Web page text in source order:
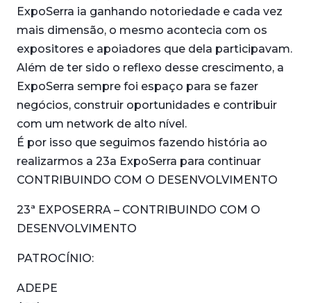
ExpoSerra ia ganhando notoriedade e cada vez
mais dimensão, o mesmo acontecia com os
expositores e apoiadores que dela participavam.
Além de ter sido o reflexo desse crescimento, a
ExpoSerra sempre foi espaço para se fazer
negócios, construir oportunidades e contribuir
com um network de alto nível.
É por isso que seguimos fazendo história ao
realizarmos a 23a ExpoSerra para continuar
CONTRIBUINDO COM O DESENVOLVIMENTO
23ª EXPOSERRA – CONTRIBUINDO COM O
DESENVOLVIMENTO
PATROCÍNIO:
ADEPE